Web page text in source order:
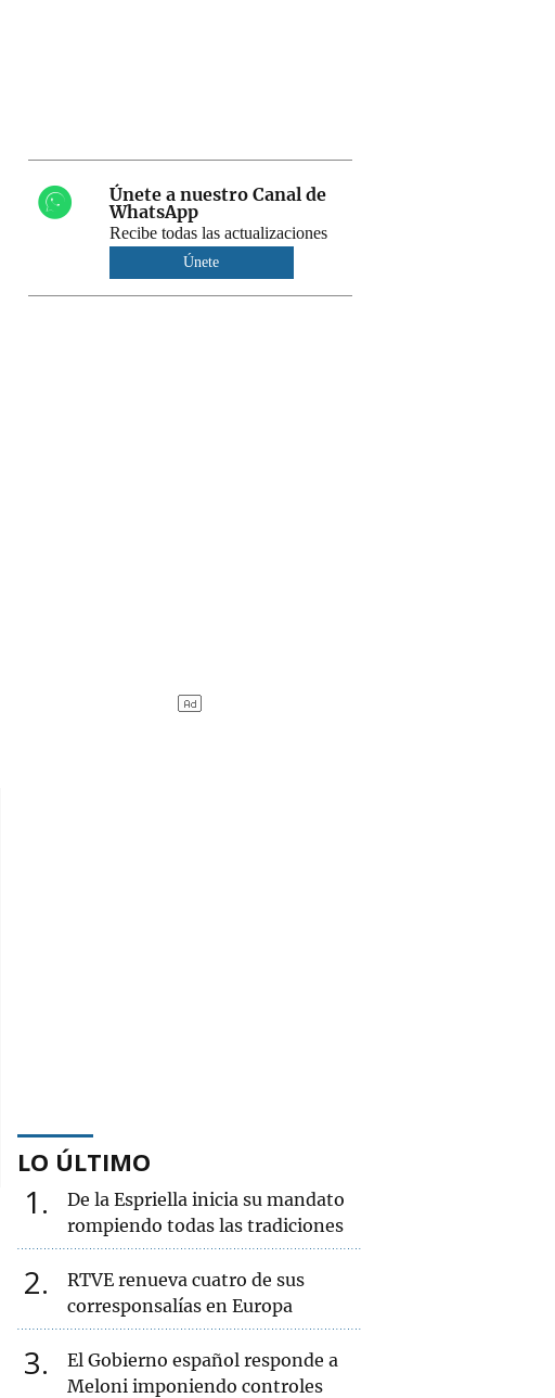
Únete a nuestro Canal de
WhatsApp
Recibe todas las actualizaciones
Únete
LO ÚLTIMO
1
De la Espriella inicia su mandato
rompiendo todas las tradiciones
2
RTVE renueva cuatro de sus
corresponsalías en Europa
3
El Gobierno español responde a
Meloni imponiendo controles